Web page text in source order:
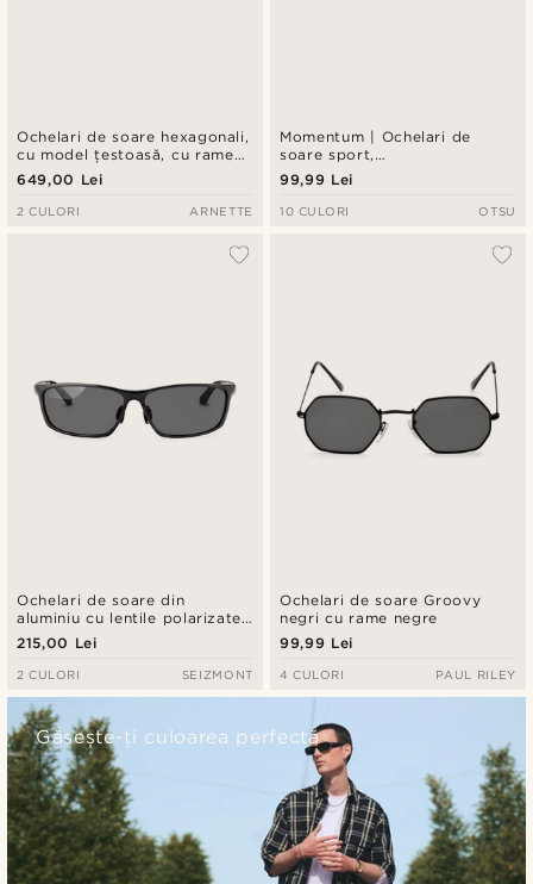
Ochelari de soare hexagonali,
cu model țestoasă, cu rame
groase | Arnette 0AN4318
649,00 Lei
2 CULORI ARNETTE
Momentum | Ochelari de
soare sport,
supradimensionați, cu
negru&albastru
99,99 Lei
10 CULORI OTSU
Ochelari de soare din
aluminiu cu lentile polarizate
negre
215,00 Lei
2 CULORI SEIZMONT
Ochelari de soare Groovy
negri cu rame negre
99,99 Lei
4 CULORI PAUL RILEY
Găsește-ți culoarea perfectă